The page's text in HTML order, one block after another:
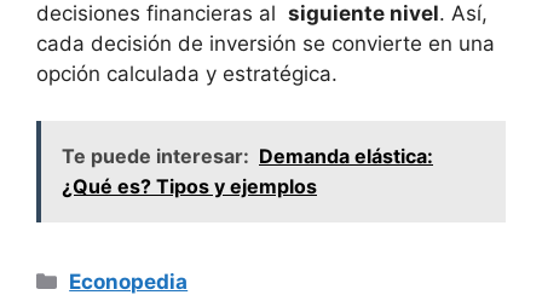
decisiones⁢ financieras⁢ al ⁢ siguiente nivel. ⁤Así,
⁤cada⁤ decisión⁣ de inversión se convierte en una
opción calculada y estratégica.
Te puede interesar: Demanda elástica:
¿Qué es? Tipos y ejemplos
Categorías
Econopedia